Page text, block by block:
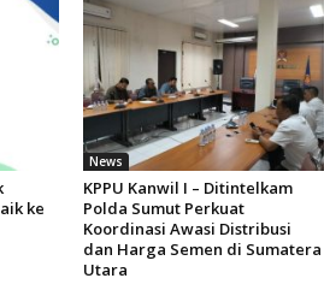
ke
News
KPPU Kanwil I – Ditintelkam
Polda Sumut Perkuat
Koordinasi Awasi Distribusi
dan Harga Semen di Sumatera
Utara